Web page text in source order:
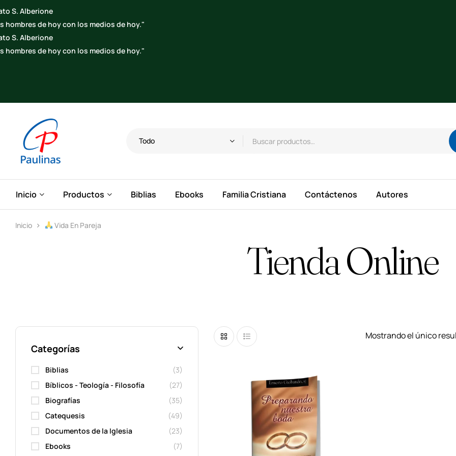
Todo
Inicio Productos Biblias Ebooks Familia Cristiana Contáctenos Autores
Inicio Vida En Pareja
Tienda Online
Mostrando el único
Categorías
Biblias
(3)
Bíblicos - Teología - Filosofía
(27)
Biografías
(35)
Catequesis
(49)
Documentos de la Iglesia
(23)
Ebooks
(7)